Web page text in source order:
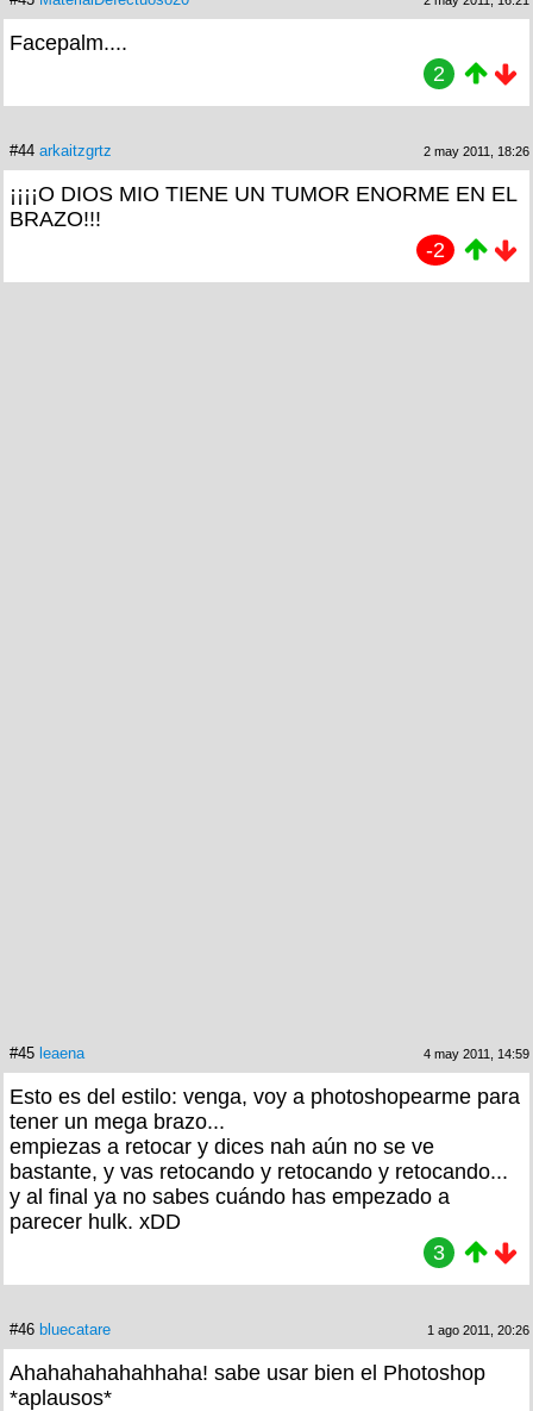
Facepalm....
2
#44 arkaitzgrtz 2 may 2011, 18:26
¡¡¡¡O DIOS MIO TIENE UN TUMOR ENORME EN EL
BRAZO!!!
-2
#45 leaena 4 may 2011, 14:59
Esto es del estilo: venga, voy a photoshopearme para
tener un mega brazo...
empiezas a retocar y dices nah aún no se ve
bastante, y vas retocando y retocando y retocando...
y al final ya no sabes cuándo has empezado a
parecer hulk. xDD
3
#46 bluecatare 1 ago 2011, 20:26
Ahahahahahahhaha! sabe usar bien el Photoshop
*aplausos*